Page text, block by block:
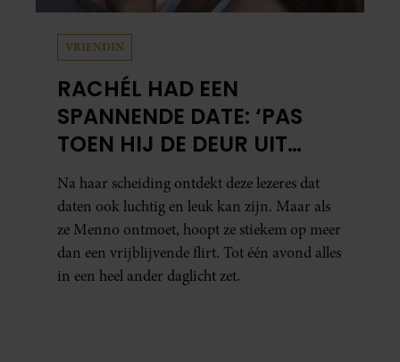
VRIENDIN
RACHÉL HAD EEN
SPANNENDE DATE: ‘PAS
TOEN HIJ DE DEUR UIT
WAS, BESEFTE IK WAT ER
ECHT WAS GEBEURD’
Na haar scheiding ontdekt deze lezeres dat
daten ook luchtig en leuk kan zijn. Maar als
ze Menno ontmoet, hoopt ze stiekem op meer
dan een vrijblijvende flirt. Tot één avond alles
in een heel ander daglicht zet.